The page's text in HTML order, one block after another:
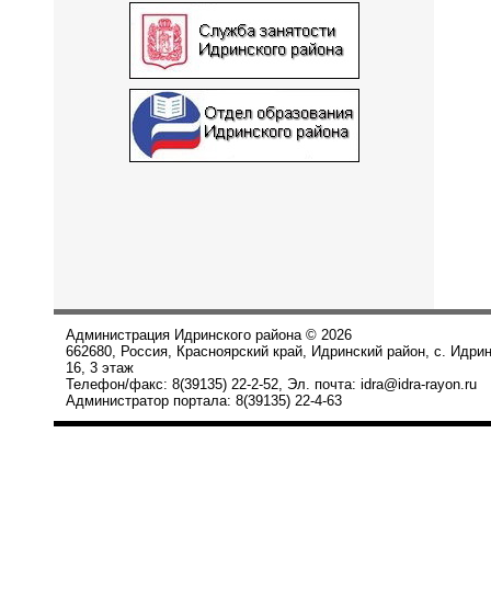
Администрация Идринского района © 2026
662680, Россия, Красноярский край, Идринский район, с.
16, 3 этаж
Телефон/факс: 8(39135) 22-2-52, Эл. почта: idra@idra-rayon.ru
Администратор портала: 8(39135) 22-4-63